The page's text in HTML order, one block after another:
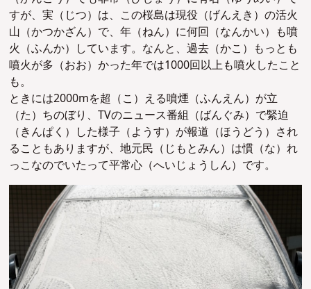
すが、実（じつ）は、この桜島は現役（げんえき）の活火
山（かつかざん）で、年（ねん）に何回（なんかい）も噴
火（ふんか）しています。なんと、過去（かこ）もっとも
噴火が多（おお）かった年では1000回以上も噴火したこと
も。
ときには2000mを超（こ）える噴煙（ふんえん）が立
（た）ちのぼり、TVのニュース番組（ばんぐみ）で緊迫
（きんぱく）した様子（ようす）が報道（ほうどう）され
ることもありますが、地元民（じもとみん）は慣（な）れ
っこなのでいたって平常心（へいじょうしん）です。